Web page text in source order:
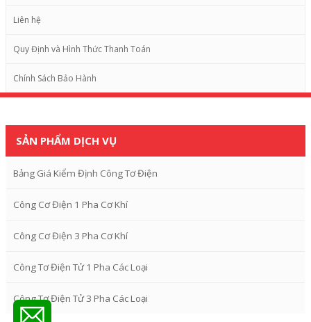
Liên hệ
Quy Định và Hình Thức Thanh Toán
Chính Sách Bảo Hành
SẢN PHẨM DỊCH VỤ
Bảng Giá Kiểm Định Công Tơ Điện
Công Cơ Điện 1 Pha Cơ Khí
Công Cơ Điện 3 Pha Cơ Khí
Công Tơ Điện Tử 1 Pha Các Loại
Công Tơ Điện Tử 3 Pha Các Loại